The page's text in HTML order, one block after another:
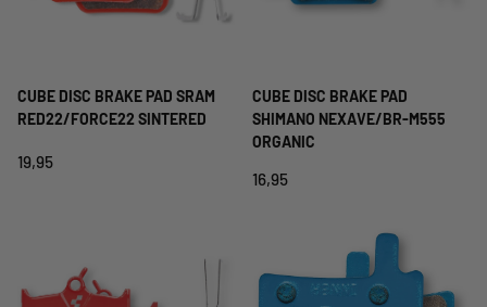
CUBE DISC BRAKE PAD SRAM
RED22/FORCE22 SINTERED
19,95
CUBE DISC BRAKE PAD
SHIMANO NEXAVE/BR-M555
ORGANIC
16,95